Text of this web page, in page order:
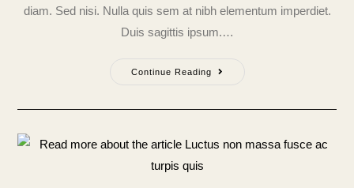
diam. Sed nisi. Nulla quis sem at nibh elementum imperdiet.
Duis sagittis ipsum.…
Continue Reading